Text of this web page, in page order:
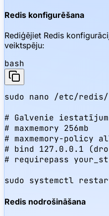
Redis konfigurēšana
Rediģējiet Redis
veiktspēju:
bash
sudo nano /etc/
# Galvenie
# maxmemory 256mb
# maxmemory-policy
# bind 127.0.0.1
# requirepass
sudo systemctl
Redis nodrošināšana